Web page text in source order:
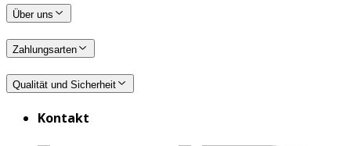
Über uns
Zahlungsarten
Qualität und Sicherheit
Kontakt